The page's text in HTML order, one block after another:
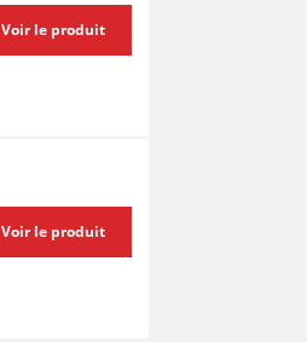
Voir le produit
Voir le produit